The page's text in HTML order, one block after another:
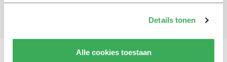
Details tonen
Alle cookies toestaan
Aanmelden